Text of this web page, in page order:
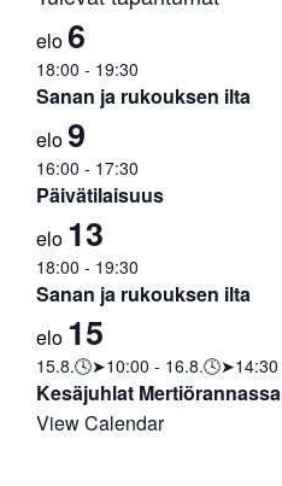
elo6
18:00 - 19:30
Sanan ja rukouksen ilta
elo9
16:00 - 17:30
Päivätilaisuus
elo 13
18:00 - 19:30
Sanan ja rukouksen ilta
elo 15
15.8.🕓➤10:00 - 16.8.🕓➤14:30
Kesäjuhlat Mertiörannassa
View Calendar